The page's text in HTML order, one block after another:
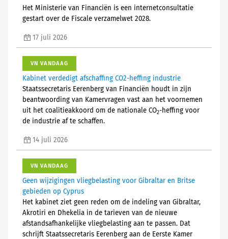
Het Ministerie van Financiën is een internetconsultatie
gestart over de Fiscale verzamelwet 2028.
17 juli 2026
VN VANDAAG
Kabinet verdedigt afschaffing CO2-heffing industrie
Staatssecretaris Eerenberg van Financiën houdt in zijn
beantwoording van Kamervragen vast aan het voornemen
uit het coalitieakkoord om de nationale CO2-heffing voor
de industrie af te schaffen.
14 juli 2026
VN VANDAAG
Geen wijzigingen vliegbelasting voor Gibraltar en Britse
gebieden op Cyprus
Het kabinet ziet geen reden om de indeling van Gibraltar,
Akrotiri en Dhekelia in de tarieven van de nieuwe
afstandsafhankelijke vliegbelasting aan te passen. Dat
schrijft Staatssecretaris Eerenberg aan de Eerste Kamer